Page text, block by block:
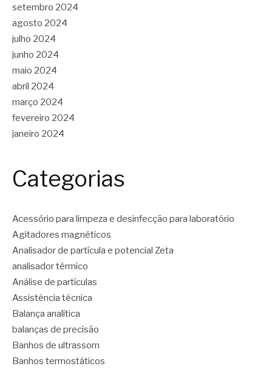
setembro 2024
agosto 2024
julho 2024
junho 2024
maio 2024
abril 2024
março 2024
fevereiro 2024
janeiro 2024
Categorias
Acessório para limpeza e desinfecção para laboratório
Agitadores magnéticos
Analisador de partícula e potencial Zeta
analisador térmico
Análise de partículas
Assistência técnica
Balança analítica
balanças de precisão
Banhos de ultrassom
Banhos termostáticos